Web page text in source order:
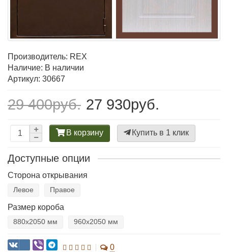
Производитель: REX
Наличие: В наличии
Артикул: 30667
29 400руб. 27 930руб.
В корзину Купить в 1 клик
Доступные опции
Сторона открывания
Левое Правое
Размер короба
880х2050 мм 960х2050 мм
0